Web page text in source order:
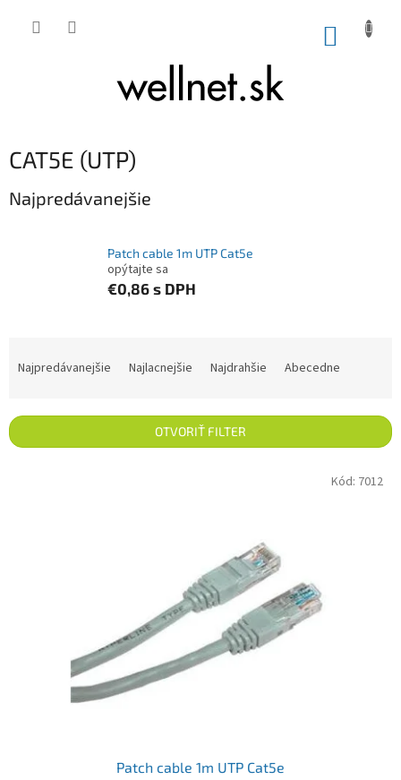
CAT5E (UTP)
Najpredávanejšie
Patch cable 1m UTP Cat5e
opýtajte sa
€0,86 s DPH
Najpredávanejšie Najlacnejšie Najdrahšie Abecedne
OTVORIŤ FILTER
Patch cable 1m UTP Cat5e
Kód: 7012